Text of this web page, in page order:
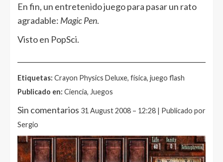
En fin, un entretenido juego para pasar un rato
agradable: Magic Pen.
Visto en PopSci.
Etiquetas: Crayon Physics Deluxe, física, juego flash
Publicado en: Ciencia, Juegos
Sin comentarios 31 August 2008 – 12:28 | Publicado por
Sergio